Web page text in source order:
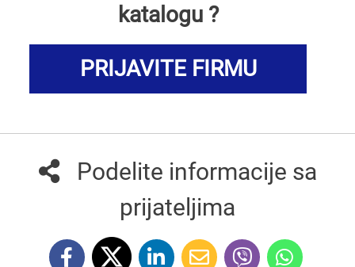
katalogu ?
PRIJAVITE FIRMU
Podelite informacije sa
prijateljima